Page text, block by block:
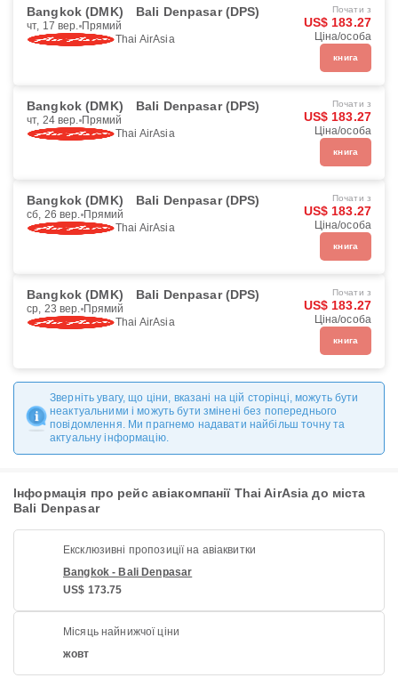
Bangkok (DMK) Bali Denpasar (DPS)
чт, 17 вер. Прямий
Thai AirAsia
Почати з
US$ 183.27
Ціна/особа
книга
Bangkok (DMK) Bali Denpasar (DPS)
чт, 24 вер. Прямий
Thai AirAsia
Почати з
US$ 183.27
Ціна/особа
книга
Bangkok (DMK) Bali Denpasar (DPS)
сб, 26 вер. Прямий
Thai AirAsia
Почати з
US$ 183.27
Ціна/особа
книга
Bangkok (DMK) Bali Denpasar (DPS)
ср, 23 вер. Прямий
Thai AirAsia
Почати з
US$ 183.27
Ціна/особа
книга
Зверніть увагу, що ціни, вказані на цій сторінці, можуть бути
неактуальними і можуть бути змінені без попереднього
повідомлення. Ми прагнемо надавати найбільш точну та
актуальну інформацію.
Інформація про рейс авіакомпанії Thai AirAsia до міста
Bali Denpasar
Ексклюзивні пропозиції на авіаквитки
Bangkok - Bali Denpasar
US$ 173.75
Місяць найнижчої ціни
жовт